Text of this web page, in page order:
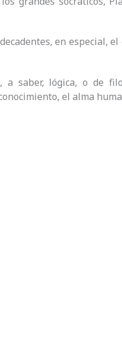
en especial,
saber, lógica, o de
el alma